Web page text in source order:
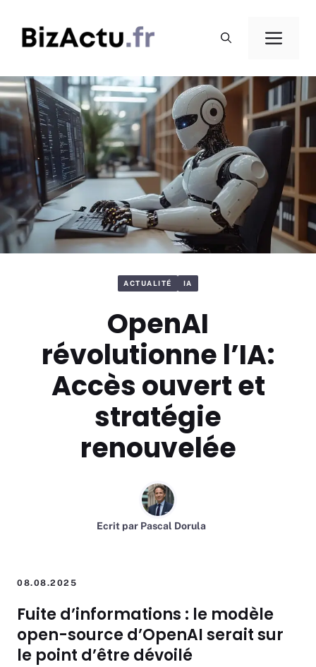
contenu
ACTUALITÉ IA
OpenAI
révolutionne l’IA:
Accès ouvert et
stratégie
renouvelée
Ecrit par Pascal Dorula
08.08.2025
Fuite d’informations : le modèle
open-source d’OpenAI serait sur
le point d’être dévoilé